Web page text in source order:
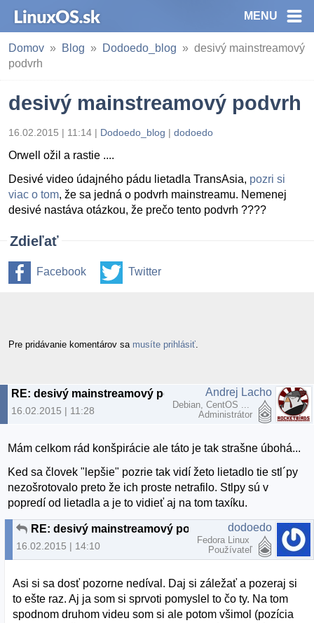
MENU
Domov Blog Dodoedo_blog
desivý mainstreamový
podvrh
desivý mainstreamový podvrh
16.02.2015 | 11:14 | Dodoedo_blog | dodoedo
Orwell ožil a rastie ....
Desivé video údajného pádu lietadla TransAsia, pozri si
viac o tom, že sa jedná o podvrh mainstreamu. Nemenej
desivé nastáva otázkou, že prečo tento podvrh ????
Zdieľať
Facebook Twitter
Pre pridávanie komentárov sa musíte prihlásiť
16.02.2015 | 11:28
Andrej Lacho
Debian, CentOS ...
Administrátor
Mám celkom rád konšpirácie ale táto je tak strašne úbohá...
Ked sa človek "lepšie" pozrie tak vidí žeto lietadlo tie stl´py
nezošrotovalo preto že ich proste netrafilo. Stlpy sú v
popredí od lietadla a je to vidieť aj na tom taxíku.
16.02.2015 | 14:10
dodoedo
Fedora Linux
Používateľ
Asi si sa dosť pozorne nedíval. Daj si záležať a pozeraj si
to ešte raz. Aj ja som si sprvoti pomyslel to čo ty. Na tom
spodnom druhom videu som si ale potom všimol (pozícia